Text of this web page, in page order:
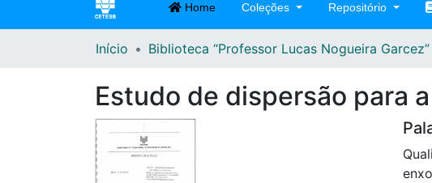
Home Coleções Repositório
Início Biblioteca “Professor Lucas Nogueira Garcez”
Estudo de dispersão para